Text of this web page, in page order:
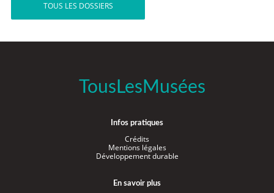
TOUS LES DOSSIERS
TousLesMusées
Infos pratiques
Crédits
Mentions légales
Développement durable
En savoir plus